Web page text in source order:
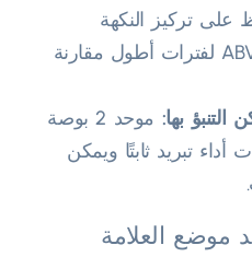
على تركيز النكهة
المستقر ومستويات ABV لفترات أطول مقارنة
التنبؤ بها:
موحد 2 بوصة
أداء تبريد ثابتًا ويمكن
موضع العلامة